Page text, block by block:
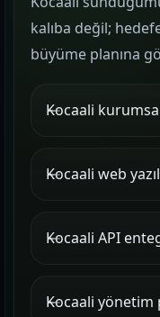
kalıba değil;
büyüme planına
Kocaali
Kocaali web
Kocaali API
Kocaali yönetim